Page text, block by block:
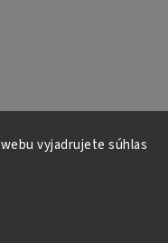
vyjadrujete súhlas